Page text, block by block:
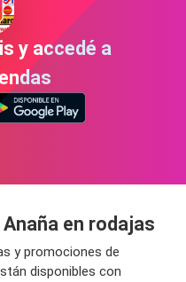
y accedé a
en rodajas
y promociones de
disponibles con